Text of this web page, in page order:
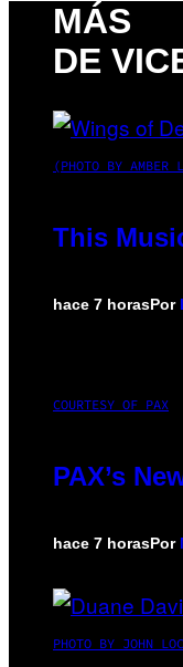
MÁS
DE
(PHOTO BY AMBER
This
hace 7 horasPor
COURTESY OF PAX
PAX’s
hace 7 horasPor
PHOTO BY JOHN